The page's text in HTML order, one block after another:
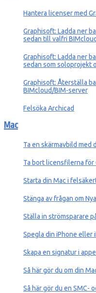
Hantera licenser med
Graphisoft: Ladda ner
sedan till valfri
Graphisoft: Ladda ner
sedan som soloprojekt
Graphisoft: Återställa
BIMcloud/BIM-server
Felsöka Archicad
Mac
Ta en skärmavbild med
Ta bort licensfilerna för
Starta din Mac i
Stänga av frågan om
Ställa in strömsparare
Spegla din iPhone eller
Skapa en signatur i
Så här gör du om din
Så här gör du en SMC-